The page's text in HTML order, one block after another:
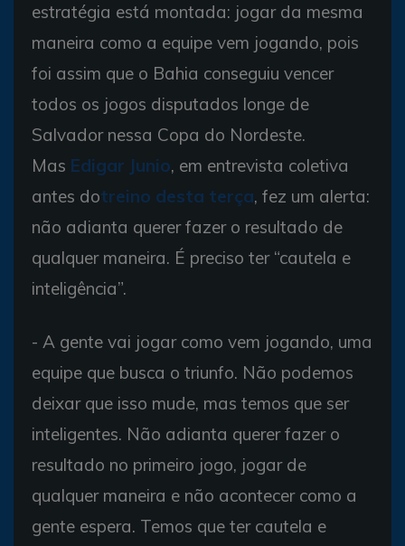
estratégia está montada: jogar da mesma
maneira como a equipe vem jogando, pois
foi assim que o Bahia conseguiu vencer
todos os jogos disputados longe de
Salvador nessa Copa do Nordeste.
Mas Edigar Junio, em entrevista coletiva
antes dotreino desta terça, fez um alerta:
não adianta querer fazer o resultado de
qualquer maneira. É preciso ter “cautela e
inteligência”.
- A gente vai jogar como vem jogando, uma
equipe que busca o triunfo. Não podemos
deixar que isso mude, mas temos que ser
inteligentes. Não adianta querer fazer o
resultado no primeiro jogo, jogar de
qualquer maneira e não acontecer como a
gente espera. Temos que ter cautela e